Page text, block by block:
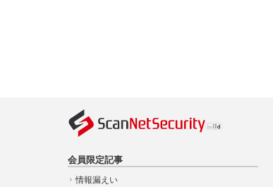
会員限定記事
情報漏えい